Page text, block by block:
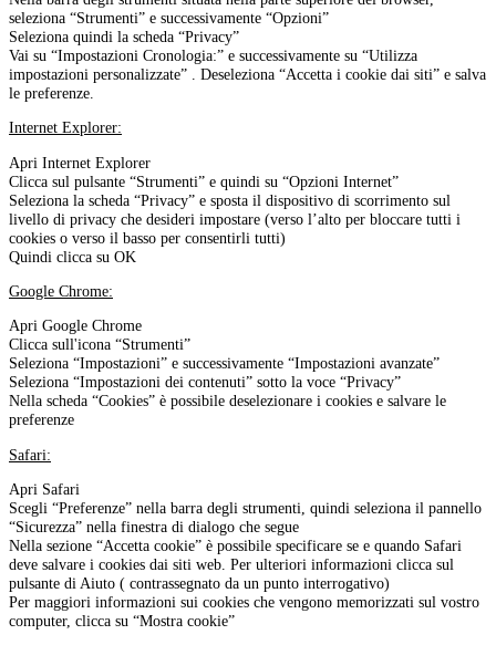
seleziona “Strumenti” e successivamente “Opzioni”
Seleziona quindi la scheda “Privacy”
Vai su “Impostazioni Cronologia:” e successivamente su “Utilizza
impostazioni personalizzate” . Deseleziona “Accetta i cookie dai siti” e salva
le preferenze.
Internet Explorer:
Apri Internet Explorer
Clicca sul pulsante “Strumenti” e quindi su “Opzioni Internet”
Seleziona la scheda “Privacy” e sposta il dispositivo di scorrimento sul
livello di privacy che desideri impostare (verso l’alto per bloccare tutti i
cookies o verso il basso per consentirli tutti)
Quindi clicca su OK
Google Chrome:
Apri Google Chrome
Clicca sull'icona “Strumenti”
Seleziona “Impostazioni” e successivamente “Impostazioni avanzate”
Seleziona “Impostazioni dei contenuti” sotto la voce “Privacy”
Nella scheda “Cookies” è possibile deselezionare i cookies e salvare le
preferenze
Safari:
Apri Safari
Scegli “Preferenze” nella barra degli strumenti, quindi seleziona il pannello
“Sicurezza” nella finestra di dialogo che segue
Nella sezione “Accetta cookie” è possibile specificare se e quando Safari
deve salvare i cookies dai siti web. Per ulteriori informazioni clicca sul
pulsante di Aiuto ( contrassegnato da un punto interrogativo)
Per maggiori informazioni sui cookies che vengono memorizzati sul vostro
computer, clicca su “Mostra cookie”